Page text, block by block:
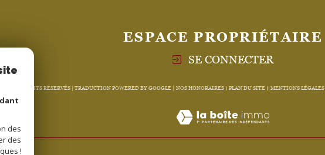
ESPACE PROPRIÉTAIRE
SE CONNECTER
| TOUS DROITS RÉSERVÉS | TRADUCTION POWERED BY GOOGLE | NOS HONORAIRES PLAN DU SITE MENTIONS LÉGALES
des
des
!